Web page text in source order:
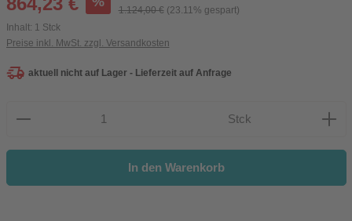
Regulärer Preis:
1.124,00 € (23.11% gespart)
Inhalt: 1 Stck
Preise inkl. MwSt. zzgl. Versandkosten
aktuell nicht auf Lager - Lieferzeit auf Anfrage
Produkt Anzahl: Gib den gewünschten Wert ein oder
Stck
In den Warenkorb